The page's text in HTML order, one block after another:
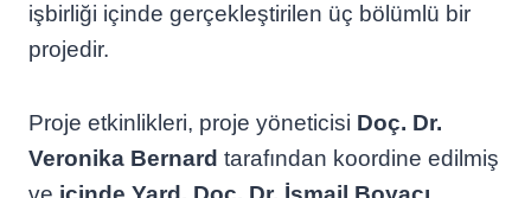
işbirliği içinde gerçekleştirilen üç bölümlü bir
projedir.
Proje etkinlikleri, proje yöneticisi Doç. Dr.
Veronika Bernard tarafından koordine edilmiş